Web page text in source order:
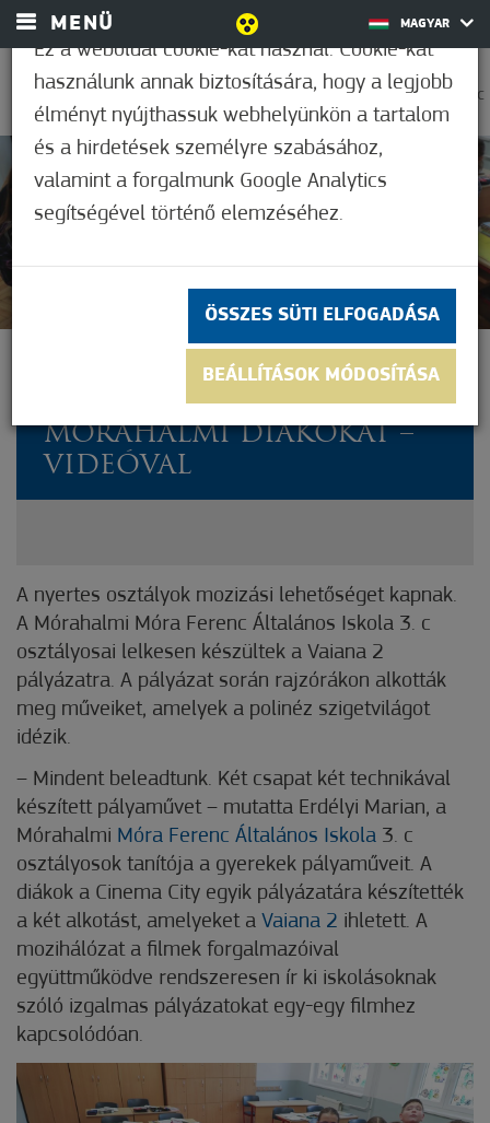
MENÜ MAGYAR
0
25,6°C
Nem értékelt
POLINÉZ TÖRZSFŐNÖK
BÁTOR LÁNYA IHLETTE A
MÓRAHALMI DIÁKOKAT –
VIDEÓVAL
A nyertes osztályok mozizási lehetőséget kapnak.
A Mórahalmi Móra Ferenc Általános Iskola 3. c
osztályosai lelkesen készültek a Vaiana 2
pályázatra. A pályázat során rajzórákon alkották
meg műveiket, amelyek a polinéz szigetvilágot
idézik.
– Mindent beleadtunk. Két csapat két technikával
készített pályaművet – mutatta Erdélyi Marian, a
Mórahalmi Móra Ferenc Általános Iskola 3. c
osztályosok tanítója a gyerekek pályaműveit. A
diákok a Cinema City egyik pályázatára készítették
a két alkotást, amelyeket a Vaiana 2 ihletett. A
mozihálózat a filmek forgalmazóival
együttműködve rendszeresen ír ki iskolásoknak
szóló izgalmas pályázatokat egy-egy filmhez
kapcsolódóan.
Ez a weboldal cookie-kat használ. Cookie-kat
használunk annak biztosítására, hogy a legjobb
élményt nyújthassuk webhelyünkön a tartalom
és a hirdetések személyre szabásához,
valamint a forgalmunk Google Analytics
segítségével történő elemzéséhez.
ÖSSZES SÜTI ELFOGADÁSA
BEÁLLÍTÁSOK MÓDOSÍTÁSA